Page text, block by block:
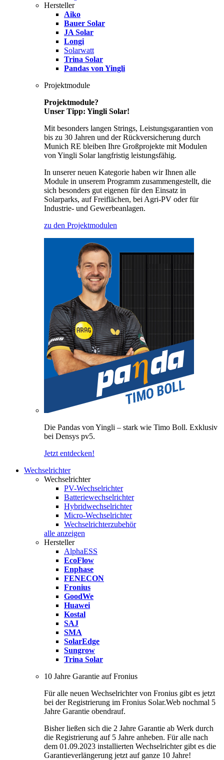
Hersteller
Aiko
Bauer Solar
JA Solar
Longi
Solarwatt
Trina Solar
Pandas von Yingli
Projektmodule
Projektmodule?
Unser Tipp: Yingli Solar!
Mit besonders langen Strings, Leistungsgarantien von
bis zu 30 Jahren und der Rückversicherung durch
Munich RE bleiben Ihre Großprojekte mit Modulen
von Yingli Solar langfristig leistungsfähig.
In unserer neuen Kategorie haben wir Ihnen alle
Module in unserem Programm zusammengestellt, die
sich besonders gut eigenen für den Einsatz in
Solarparks, auf Freiflächen, bei Agri-PV oder für
Industrie- und Gewerbeanlagen.
zu den Projektmodulen
Die Pandas von Yingli – stark wie Timo Boll. Exklusiv
bei Densys pv5.
Jetzt entdecken!
Wechselrichter
Wechselrichter
PV-Wechselrichter
Batteriewechselrichter
Hybridwechselrichter
Micro-Wechselrichter
Wechselrichterzubehör
alle anzeigen
Hersteller
AlphaESS
EcoFlow
Enphase
FENECON
Fronius
GoodWe
Huawei
Kostal
SAJ
SMA
SolarEdge
Sungrow
Trina Solar
10 Jahre Garantie auf Fronius
Für alle neuen Wechselrichter von Fronius gibt es jetzt
bei der Registrierung im Fronius Solar.Web nochmal 5
Jahre Garantie obendrauf.
Bisher ließen sich die 2 Jahre Garantie ab Werk durch
die Registrierung auf 5 Jahre anheben. Für alle nach
dem 01.09.2023 installierten Wechselrichter gibt es die
Garantieverlängerung jetzt auf ganze 10 Jahre!